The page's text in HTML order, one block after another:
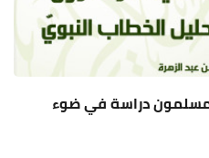
دراسة في ضوء